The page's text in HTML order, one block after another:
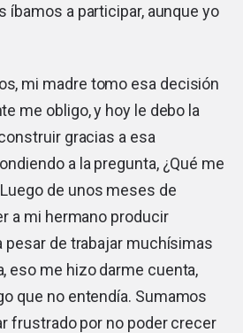
íbamos a participar, aunque yo
mi madre tomo esa decisión
me obligo, y hoy le debo la
gracias a esa
a la pregunta, ¿Qué me
de unos meses de
a mi hermano producir
pesar de trabajar muchísimas
eso me hizo darme cuenta,
que no entendía. Sumamos
frustrado por no poder crecer